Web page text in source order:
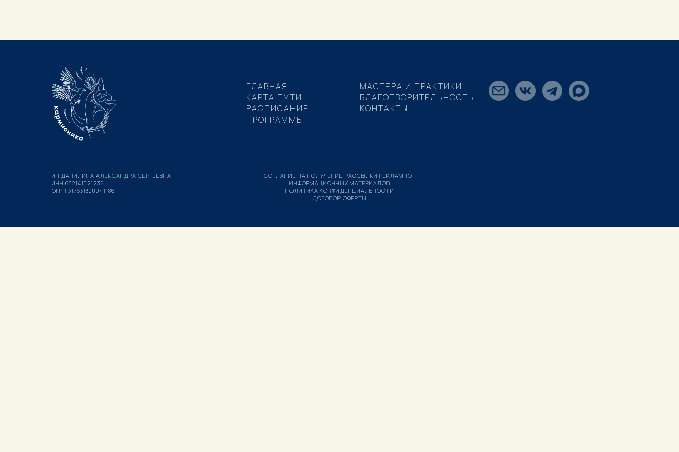
ГЛАВНАЯ
КАРТА ПУТИ
РАСПИСАНИЕ
ПРОГРАММЫ
МАСТЕРА И ПРАКТИКИ
БЛАГОТВОРИТЕЛЬНОСТЬ
КОНТАКТЫ
ИП ДАНИЛИНА АЛЕКСАНДРА СЕРГЕЕВНА
ИНН 632141021235
ОГРН 317631300041186
СОГЛАНИЕ НА ПОЛУЧЕНИЕ РАССЫЛКИ РЕКЛАМНО-
ИНФОРМАЦИОННЫХ МАТЕРИАЛОВ
ПОЛИТИКА КОНФИДЕНЦИАЛЬНОСТИ
ДОГОВОР ОФЕРТЫ